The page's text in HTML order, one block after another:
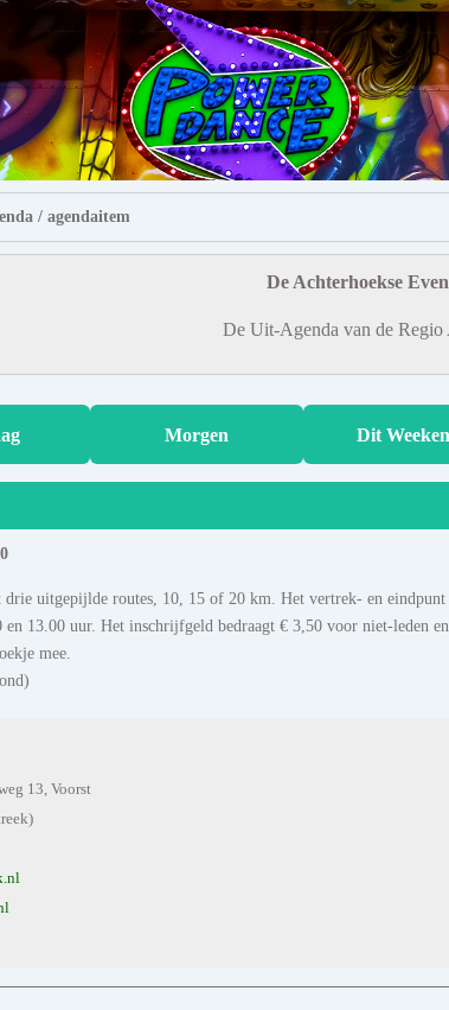
/ agendaitem
De Achterhoekse
De Uit-Agenda van de Regio
Morgen Dit
uitgepijlde routes, 10, 15 of 20 km. Het vertrek- en
en 13.00 uur. Het inschrijfgeld bedraagt € 3,50 voor niet-leden
mee.
13, Voorst